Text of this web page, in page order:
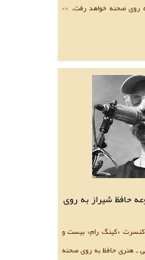
روی صحنه خواهد رفت. >>
حافظ شیراز به روی
«کینگ رام» بیست و
ـ هنری حافظ به روی صحنه